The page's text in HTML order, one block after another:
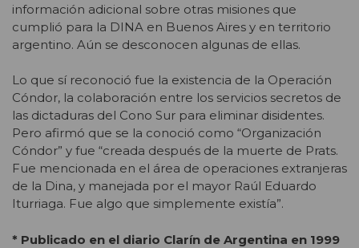
información adicional sobre otras misiones que
cumplió para la DINA en Buenos Aires y en territorio
argentino. Aún se desconocen algunas de ellas.
Lo que sí reconoció fue la existencia de la Operación
Cóndor, la colaboración entre los servicios secretos de
las dictaduras del Cono Sur para eliminar disidentes.
Pero afirmó que se la conoció como “Organización
Cóndor” y fue “creada después de la muerte de Prats.
Fue mencionada en el área de operaciones extranjeras
de la Dina, y manejada por el mayor Raúl Eduardo
Iturriaga. Fue algo que simplemente existía”.
* Publicado en el diario Clarín de Argentina en 1999